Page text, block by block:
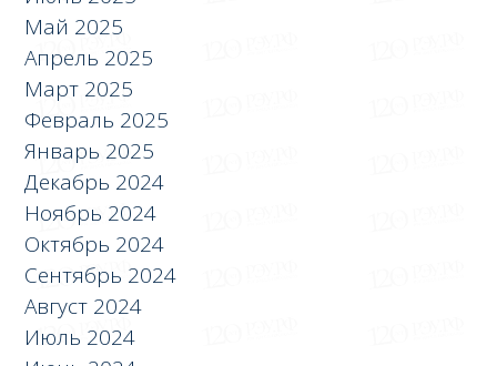
Май 2025
Апрель 2025
Март 2025
Февраль 2025
Январь 2025
Декабрь 2024
Ноябрь 2024
Октябрь 2024
Сентябрь 2024
Август 2024
Июль 2024